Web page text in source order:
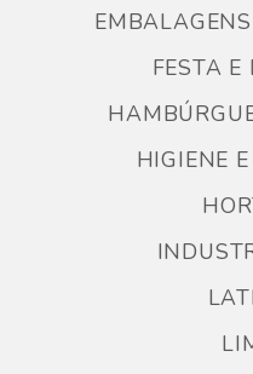
FESTA E
HIGIENE